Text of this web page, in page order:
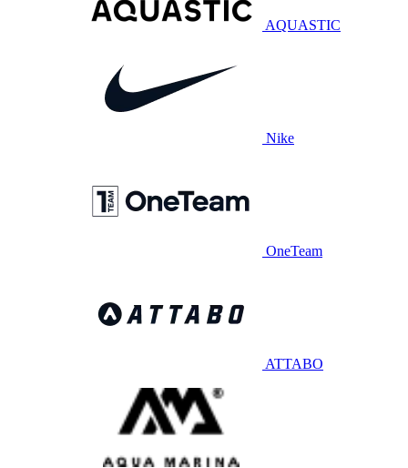
AQUASTIC
Nike
OneTeam
ATTABO